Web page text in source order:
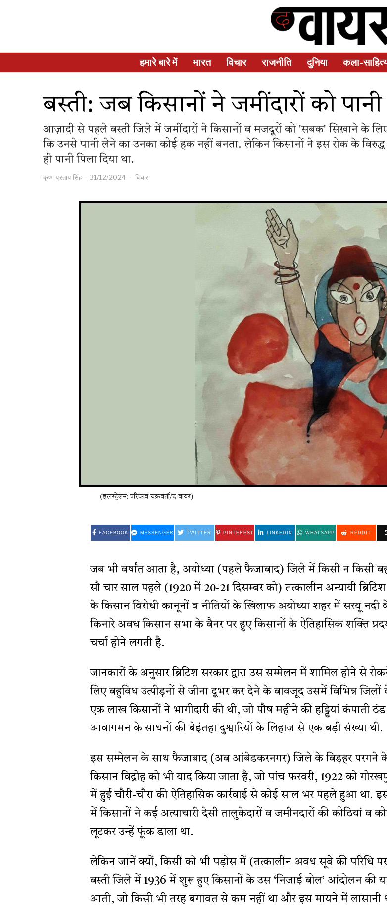
हमारे बारे में भारत विचार राजनीति दुनिया कला-
बस्ती: जब किसानों ने जमींदारों को पानी
आज़ादी से पहले बस्ती जिले में जमींदारों ने किसानों व मजदूरों को 'सबक' सिखाने के
कि उनसे पानी लेने का उनका कोई हक नहीं बनता. लेकिन किसानों ने इस रोक के
ही पानी पिला दिया था.
कृष्ण प्रताप सिंह 31/12/2024 विचार
(इलस्ट्रेशन: परिप्लब चक्रवर्ती/द वायर)
FACEBOOK MESSENGER TWITTER PINTEREST LINKEDIN WHATSAPP REDDIT
जब भी वर्षांत आता है, अयोध्या (पहले फैजाबाद) जिले में किसी न किसी
सौ चार साल पहले (1920 में 20-21 दिसम्बर को) तत्कालीन अन्यायी
के किसान विरोधी कानूनों व नीतियों के खिलाफ अयोध्या शहर में सरयू नदी
किनारे अवध किसान सभा के बैनर पर हुए किसानों के ऐतिहासिक शक्ति
चर्चा होने लगती है.
जानकारों के अनुसार ब्रिटिश सरकार द्वारा उस सम्मेलन में शामिल होने से
लिए बहुविध उत्पीड़नों से जीना दूभर कर देने के बावजूद उसमें विभिन्न जिलों
एक लाख किसानों ने भागीदारी की थी, जो पौष महीने की हड्डियां कंपाती
आवागमन के साधनों की बेइंतहा दुश्वारियों के लिहाज से एक बड़ी संख्या थी.
इस सम्मेलन के साथ फैजाबाद (अब आंबेडकरनगर) जिले के बिड़हर परगने
किसान विद्रोह को भी याद किया जाता है, जो पांच फरवरी, 1922 को
में हुई चौरी-चौरा की ऐतिहासिक कार्रवाई से कोई साल भर पहले हुआ था. इस
में किसानों ने कई अत्याचारी देसी तालुकेदारों व जमीनदारों की कोठियां व
लूटकर उन्हें फूंक डाला था.
लेकिन जानें क्यों, किसी को भी पड़ोस में (तत्कालीन अवध सूबे की परिधि
बस्ती जिले में 1936 में शुरू हुए किसानों के उस ‘निजाई बोल’ आंदोलन की
आती, जो किसी भी तरह बगावत से कम नहीं था और इस मायने में लासानी